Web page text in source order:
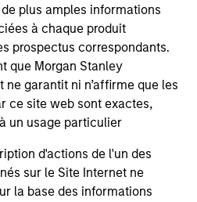
plus amples informations
à chaque produit
prospectus correspondants.
que Morgan Stanley
ne garantit ni n’affirme que les
ce site web sont exactes,
un usage particulier
d'actions de l'un des
sur le Site Internet ne
la base des informations
offers client-focused
with technology-